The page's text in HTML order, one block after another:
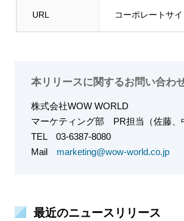
URL コーポレートサ
本リリースに関するお問い合わ
株式会社WOW WORLD
マーケティング部
PR担当（佐藤、
TEL 03-6387-8080
Mail marketing@wow-world.co.jp
最近のニュースリリース